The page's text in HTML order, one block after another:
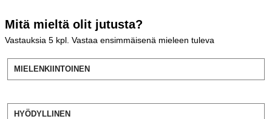
Mitä mieltä olit jutusta?
Vastauksia 5 kpl. Vastaa ensimmäisenä mieleen tuleva
MIELENKIINTOINEN
HYÖDYLLINEN